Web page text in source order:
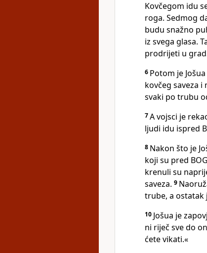
Kovčegom idu
roga. Sedmog
budu snažno
iz svega glasa.
prodrijeti u
6 Potom je
kovčeg saveza
svaki po trubu
7A vojsci je
ljudi idu ispred
8 Nakon što je
koji su pred
krenuli su
saveza. 9
trube, a ostatak
10 Jošua je
ni riječ sve do
ćete vikati.«